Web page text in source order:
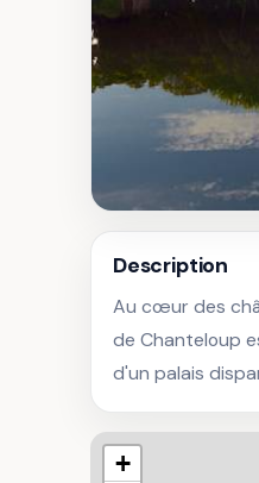
Description
Au cœur des
de Chanteloup
d'un palais
+